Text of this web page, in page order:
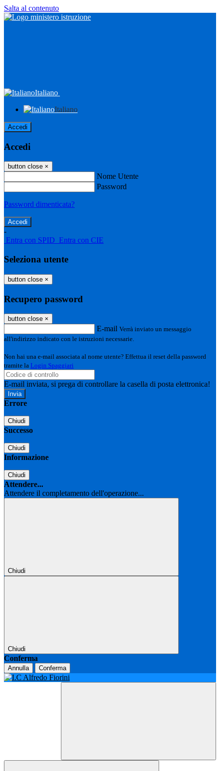
Salta al contenuto
Italiano
Italiano
Accedi
Accedi
button close ×
Nome Utente
Password
Password dimenticata?
-
Entra con SPID Entra con CIE
Seleziona utente
button close ×
Recupero password
button close ×
E-mail Verrà inviato un messaggio
all'indirizzo indicato con le istruzioni necessarie.
Non hai una e-mail associata al nome utente? Effettua il reset della password
tramite la Login Spaggiari
E-mail inviata, si prega di controllare la casella di posta elettronica!
Errore
Chiudi
Successo
Chiudi
Informazione
Chiudi
Attendere...
Attendere il completamento dell'operazione...
Chiudi
Chiudi
Conferma
Annulla Conferma